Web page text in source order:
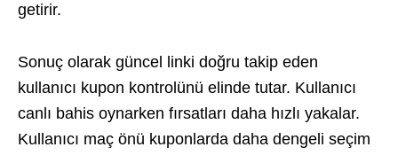
getirir.
Sonuç olarak güncel linki doğru takip eden
kullanıcı kupon kontrolünü elinde tutar. Kullanıcı
canlı bahis oynarken fırsatları daha hızlı yakalar.
Kullanıcı maç önü kuponlarda daha dengeli seçim